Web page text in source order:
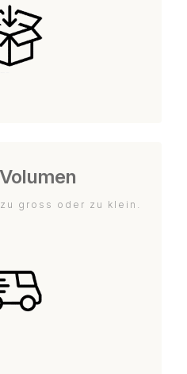
gross oder zu klein.